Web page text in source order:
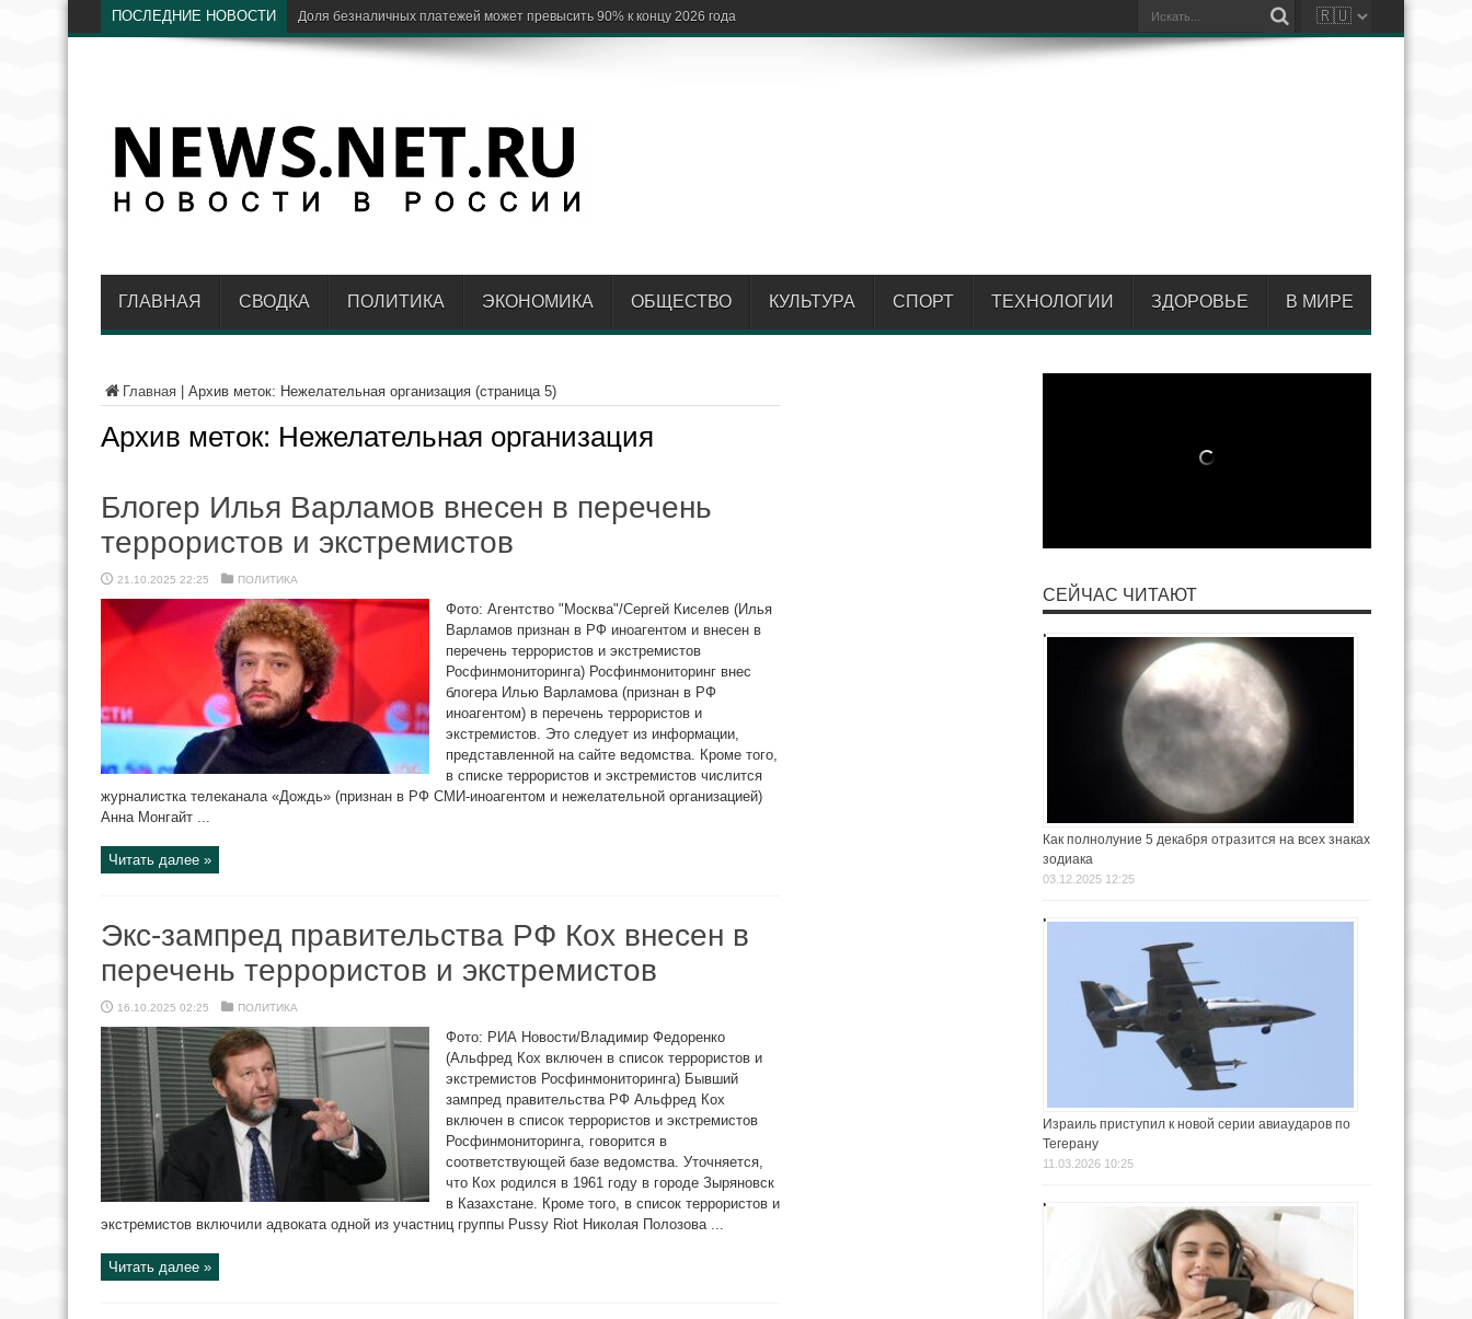
ПОСЛЕДНИЕ НОВОСТИ ЦБ: доля Visa и Mastercard в Ро
ГЛАВНАЯ СВОДКА ПОЛИТИКА ЭКОНОМИКА ОБЩЕСТВО КУЛЬТУРА СПОРТ ТЕХНОЛОГИИ ЗДОРОВЬЕ В МИРЕ
Главная Архив меток: Нежелательная организация (страница 5)
Архив меток: Нежелательная организация
Блогер Илья Варламов внесен в перечень
террористов и экстремистов
21.10.2025 22:25 ПОЛИТИКА
Фото: Агентство "Москва"/Сергей Киселев (Илья
Варламов признан в РФ иноагентом и внесен в
перечень террористов и экстремистов
Росфинмониторинга) Росфинмониторинг внес
блогера Илью Варламова (признан в РФ
иноагентом) в перечень террористов и
экстремистов. Это следует из информации,
представленной на сайте ведомства. Кроме того,
в списке террористов и экстремистов числится
журналистка телеканала «Дождь» (признан в РФ СМИ-иноагентом и нежелательной организацией)
Анна Монгайт ...
Читать далее »
Экс-зампред правительства РФ Кох внесен в
перечень террористов и экстремистов
16.10.2025 02:25 ПОЛИТИКА
Фото: РИА Новости/Владимир Федоренко
(Альфред Кох включен в список террористов и
экстремистов Росфинмониторинга) Бывший
зампред правительства РФ Альфред Кох
включен в список террористов и экстремистов
Росфинмониторинга, говорится в
соответствующей базе ведомства. Уточняется,
что Кох родился в 1961 году в городе Зыряновск
в Казахстане. Кроме того, в список террористов и
экстремистов включили адвоката одной из участниц группы Pussy Riot Николая Полозова ...
Читать далее »
СЕЙЧАС ЧИТАЮТ
Как полнолуние 5 декабря отразится на всех знаках
зодиака
03.12.2025 12:25
Израиль приступил к новой серии авиаударов по
Тегерану
11.03.2026 10:25